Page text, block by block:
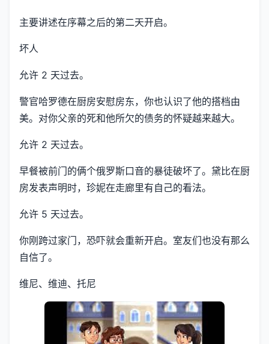
主要讲述在序幕之后的第二天开启。
坏人
允许 2 天过去。
警官哈罗德在厨房安慰房东，你也认识了他的搭档由
美。对你父亲的死和他所欠的债务的怀疑越来越大。
允许 2 天过去。
早餐被前门的俩个俄罗斯口音的暴徒破坏了。黛比在厨
房发表声明时，珍妮在走廊里有自己的看法。
允许 5 天过去。
你刚跨过家门，恐吓就会重新开启。室友们也没有那么
自信了。
维尼、维迪、托尼